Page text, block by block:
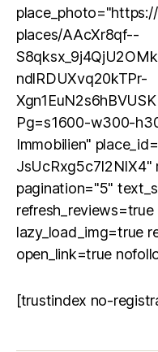
places/AAcXr8qf--
ndlRDUXvq20kTPr-
Pg=s1600-w300-
Immobilien"
JsUcRxg5c7I2NIX4"
pagination="5"
lazy_load_img=true
open_link=true
[trustindex no-